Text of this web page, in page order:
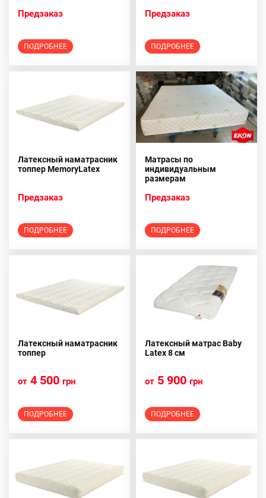
Предзаказ
ПОДРОБНЕЕ
Предзаказ
ПОДРОБНЕЕ
Латексный наматрасник
топпер MemoryLatex
Предзаказ
ПОДРОБНЕЕ
Матрасы по
индивидуальным
размерам
Предзаказ
ПОДРОБНЕЕ
Латексный наматрасник
топпер
от 4 500 грн
ПОДРОБНЕЕ
Латексный матрас Baby
Latex 8 см
от 5 900 грн
ПОДРОБНЕЕ